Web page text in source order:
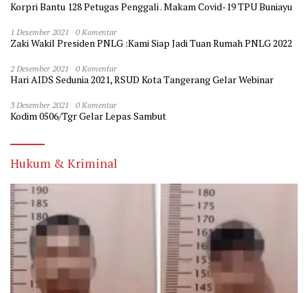
Korpri Bantu 128 Petugas Penggali . Makam Covid-19 TPU Buniayu
1 Desember 2021 0 Komentar
Zaki Wakil Presiden PNLG :Kami Siap Jadi Tuan Rumah PNLG 2022
2 Desember 2021 0 Komentar
Hari AIDS Sedunia 2021, RSUD Kota Tangerang Gelar Webinar
3 Desember 2021 0 Komentar
Kodim 0506/Tgr Gelar Lepas Sambut
Hukum & Kriminal